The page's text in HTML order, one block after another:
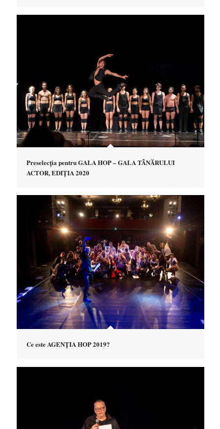
Preselecția pentru GALA HOP – GALA TÂNĂRULUI
ACTOR, EDIȚIA 2020
Ce este AGENȚIA HOP 2019?